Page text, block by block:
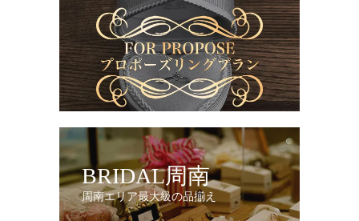
BRIDAL周南
周南エリア最大級の品揃え